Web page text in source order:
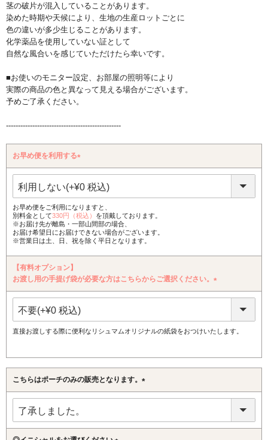
茎の破片が混入していることがあります。
染めた時期や天候により、生地の生産ロットごとに
色の違いが多少生じることがあります。
化学薬品を使用していない証として
自然な風合いを感じていただけたら幸いです。
■お使いのモニター設定、お部屋の照明等により
実際の商品の色と異なって見える場合がございます。
予めご了承ください。
------------------------------------------------
お早め便を利用する
(必
お早め便をご利用になりますと、
別料金として330円（税込） を頂戴しております。
※お届け先が離島・一部山間部の場合、
お届け希望日にお届けできない場合がございます。
※営業日は土、日、祝を除く平日となります。
【有料オプション】
お渡し用の手提げ袋が必要な方はこちらからご選択ください。
(必
直接お渡しする際に便利なリシュマムオリジナルの紙袋をおつけいたします。
こちらはポーチのみの販売となります。
(必